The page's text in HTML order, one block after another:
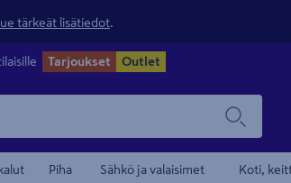
lue tärkeät lisätiedot
Tarjoukset Outlet
Piha Sähkö ja valaisimet Koti,